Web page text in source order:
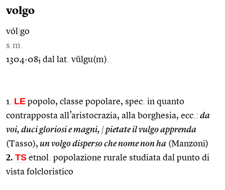
volgo
vól go
s.m.
1304-08; dal lat. vŭlgu(m).
1. LE popolo, classe popolare, spec. in quanto
contrapposta all’aristocrazia, alla borghesia, ecc.: da
voi, duci gloriosi e magni, |pietate il vulgo apprenda
(Tasso), un volgo disperso che nome non ha (Manzoni)
2. TS etnol. popolazione rurale studiata dal punto di
vista folcloristico